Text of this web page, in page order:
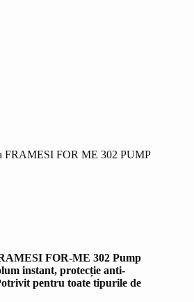
FRAMESI FOR ME 302 PUMP
FOR-ME 302 Pump
instant, protecție anti-
pentru toate tipurile de